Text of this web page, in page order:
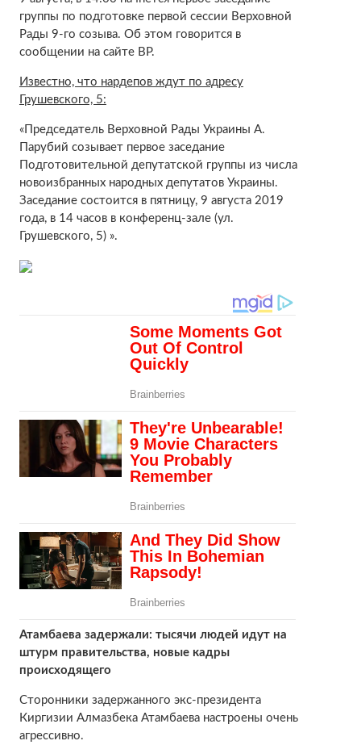
группы по подготовке первой сессии Верховной
Рады 9-го созыва. Об этом говорится в
сообщении на сайте ВР.
Известно, что нардепов ждут по адресу
Грушевского, 5:
«Председатель Верховной Рады Украины А.
Парубий созывает первое заседание
Подготовительной депутатской группы из числа
новоизбранных народных депутатов Украины.
Заседание состоится в пятницу, 9 августа 2019
года, в 14 часов в конференц-зале (ул.
Грушевского, 5) ».
Атамбаева задержали: тысячи людей идут на
штурм правительства, новые кадры
происходящего
Сторонники задержанного экс-президента
Киргизии Алмазбека Атамбаева настроены очень
агрессивно.